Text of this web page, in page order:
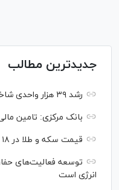
جدیدترین مطالب
رشد ۳۹ هزار واحدی شاخص بورس
بانک مرکزی: تامین مالی زنجیره
قیمت سکه و طلا در ۱۸ مرداد ۱۴۰۵
توسعه فعالیت‌های
انرژی است